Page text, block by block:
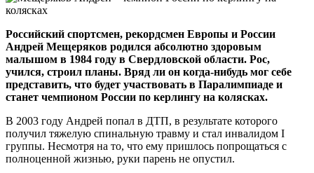
Российский спортсмен, рекордсмен Европы и России
Андрей Мещеряков родился абсолютно здоровым
малышом в 1984 году в Свердловской области. Рос,
учился, строил планы. Вряд ли он когда-нибудь мог себе
представить, что будет участвовать в Паралимпиаде и
станет чемпионом России по керлингу на колясках.
В 2003 году Андрей попал в ДТП, в результате которого
получил тяжелую спинальную травму и стал инвалидом I
группы. Несмотря на то, что ему пришлось попрощаться с
полноценной жизнью, руки парень не опустил.